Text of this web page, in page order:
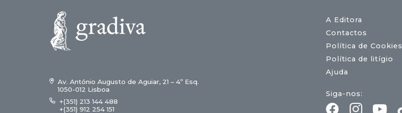
Av. António Augusto de Aguiar, 21 – 4º Esq.
1050-012 Lisboa
+(351) 213 144 488
+(351) 912 254 151
A Editora
Contactos
Política de Cookies
Política de litígio
Ajuda
Siga-nos: